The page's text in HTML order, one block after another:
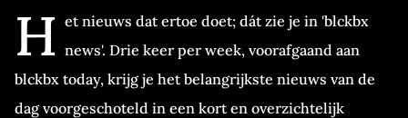
H et nieuws dat ertoe doet; dát zie je in 'blckbx
news'. Drie keer per week, voorafgaand aan
blckbx today, krijg je het belangrijkste nieuws van de
dag voorgeschoteld in een kort en overzichtelijk